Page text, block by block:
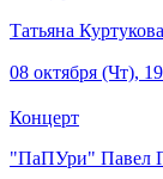
Татьяна Куртукова
08 октября (Чт),
Концерт
"ПаПУри" Павел